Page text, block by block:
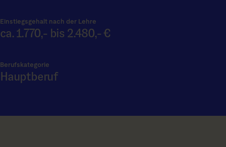
Einstiegsgehalt nach der Lehre
ca. 1.770,- bis 2.480,- €
Berufskategorie
Hauptberuf